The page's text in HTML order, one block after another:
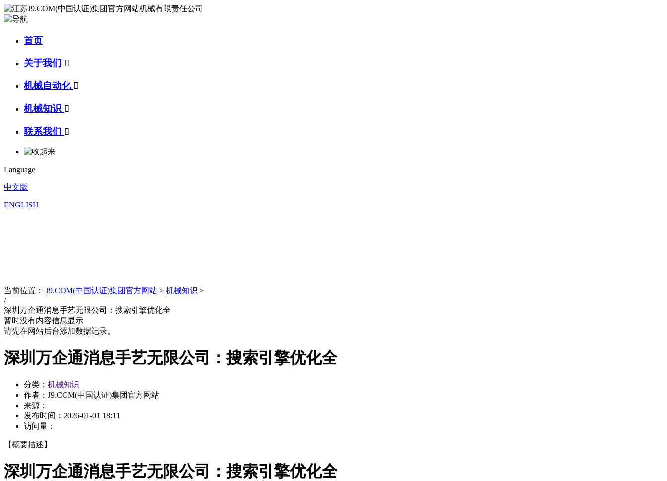
首页
关于我们 
机械自动化 
机械知识 
联系我们 
Language
中文版
ENGLISH
当前位置： J9.COM(中国认证)集团官方网站 > 机械知识 >
/
深圳万企通消息手艺无限公司：搜索引擎优化全
暂时没有内容信息显示
请先在网站后台添加数据记录。
深圳万企通消息手艺无限公司：搜索引擎优化全
分类： 机械知识
作者：J9.COM(中国认证)集团官方网站
来源：
发布时间： 2026-01-01 18:11
访问量：
【概要描述】
深圳万企通消息手艺无限公司：搜索引擎优化全